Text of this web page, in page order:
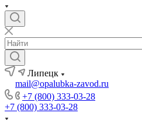
Липецк
mail@opalubka-zavod.ru
+7 (800) 333-03-28
+7 (800) 333-03-28